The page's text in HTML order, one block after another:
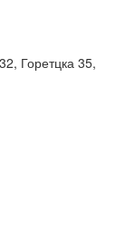
Горетцка 35,